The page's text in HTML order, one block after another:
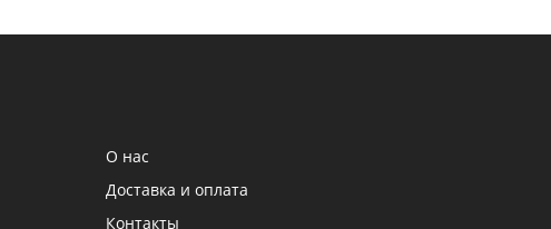
О нас
Доставка и оплата
Контакты